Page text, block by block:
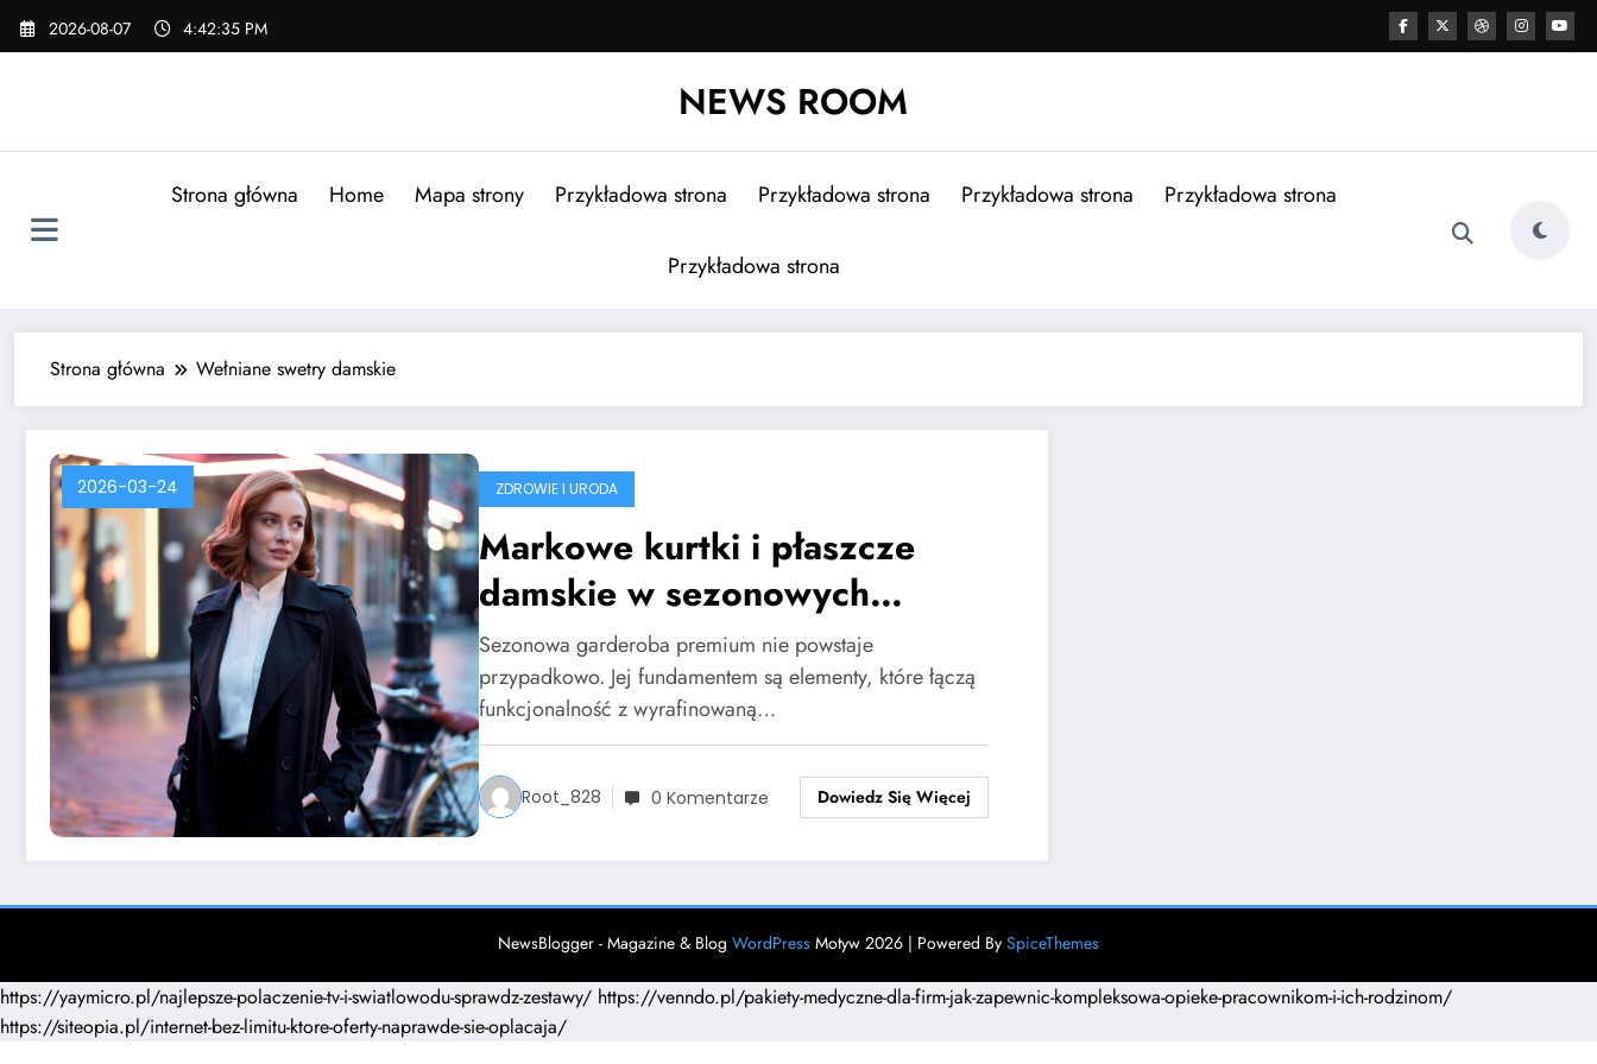
Skip
2026-08-07 4:42:35 PM
NEWS ROOM
Strona główna Home Mapa strony Przykładowa strona Przykładowa strona Przykładowa strona Przykładowa strona
Przykładowa strona
Strona główna Wełniane swetry damskie
2026-03-24 ZDROWIE I URODA
Markowe kurtki i płaszcze
damskie w sezonowych
stylizacjach premium
Sezonowa garderoba premium nie powstaje
przypadkowo. Jej fundamentem są elementy, które łączą
funkcjonalność z wyrafinowaną…
Root_828 0 Komentarze Dowiedz Się Więcej
NewsBlogger - Magazine & Blog WordPress Motyw 2026 | Powered By SpiceThemes
https://yaymicro.pl/najlepsze-polaczenie-tv-i-swiatlowodu-sprawdz-zestawy/ https://venndo.pl/pakiety-medyczne-dla-firm-jak-zapewnic-kompleksowa-opieke-pracownikom-i-ich-rodzinom/
https://siteopia.pl/internet-bez-limitu-ktore-oferty-naprawde-sie-oplacaja/